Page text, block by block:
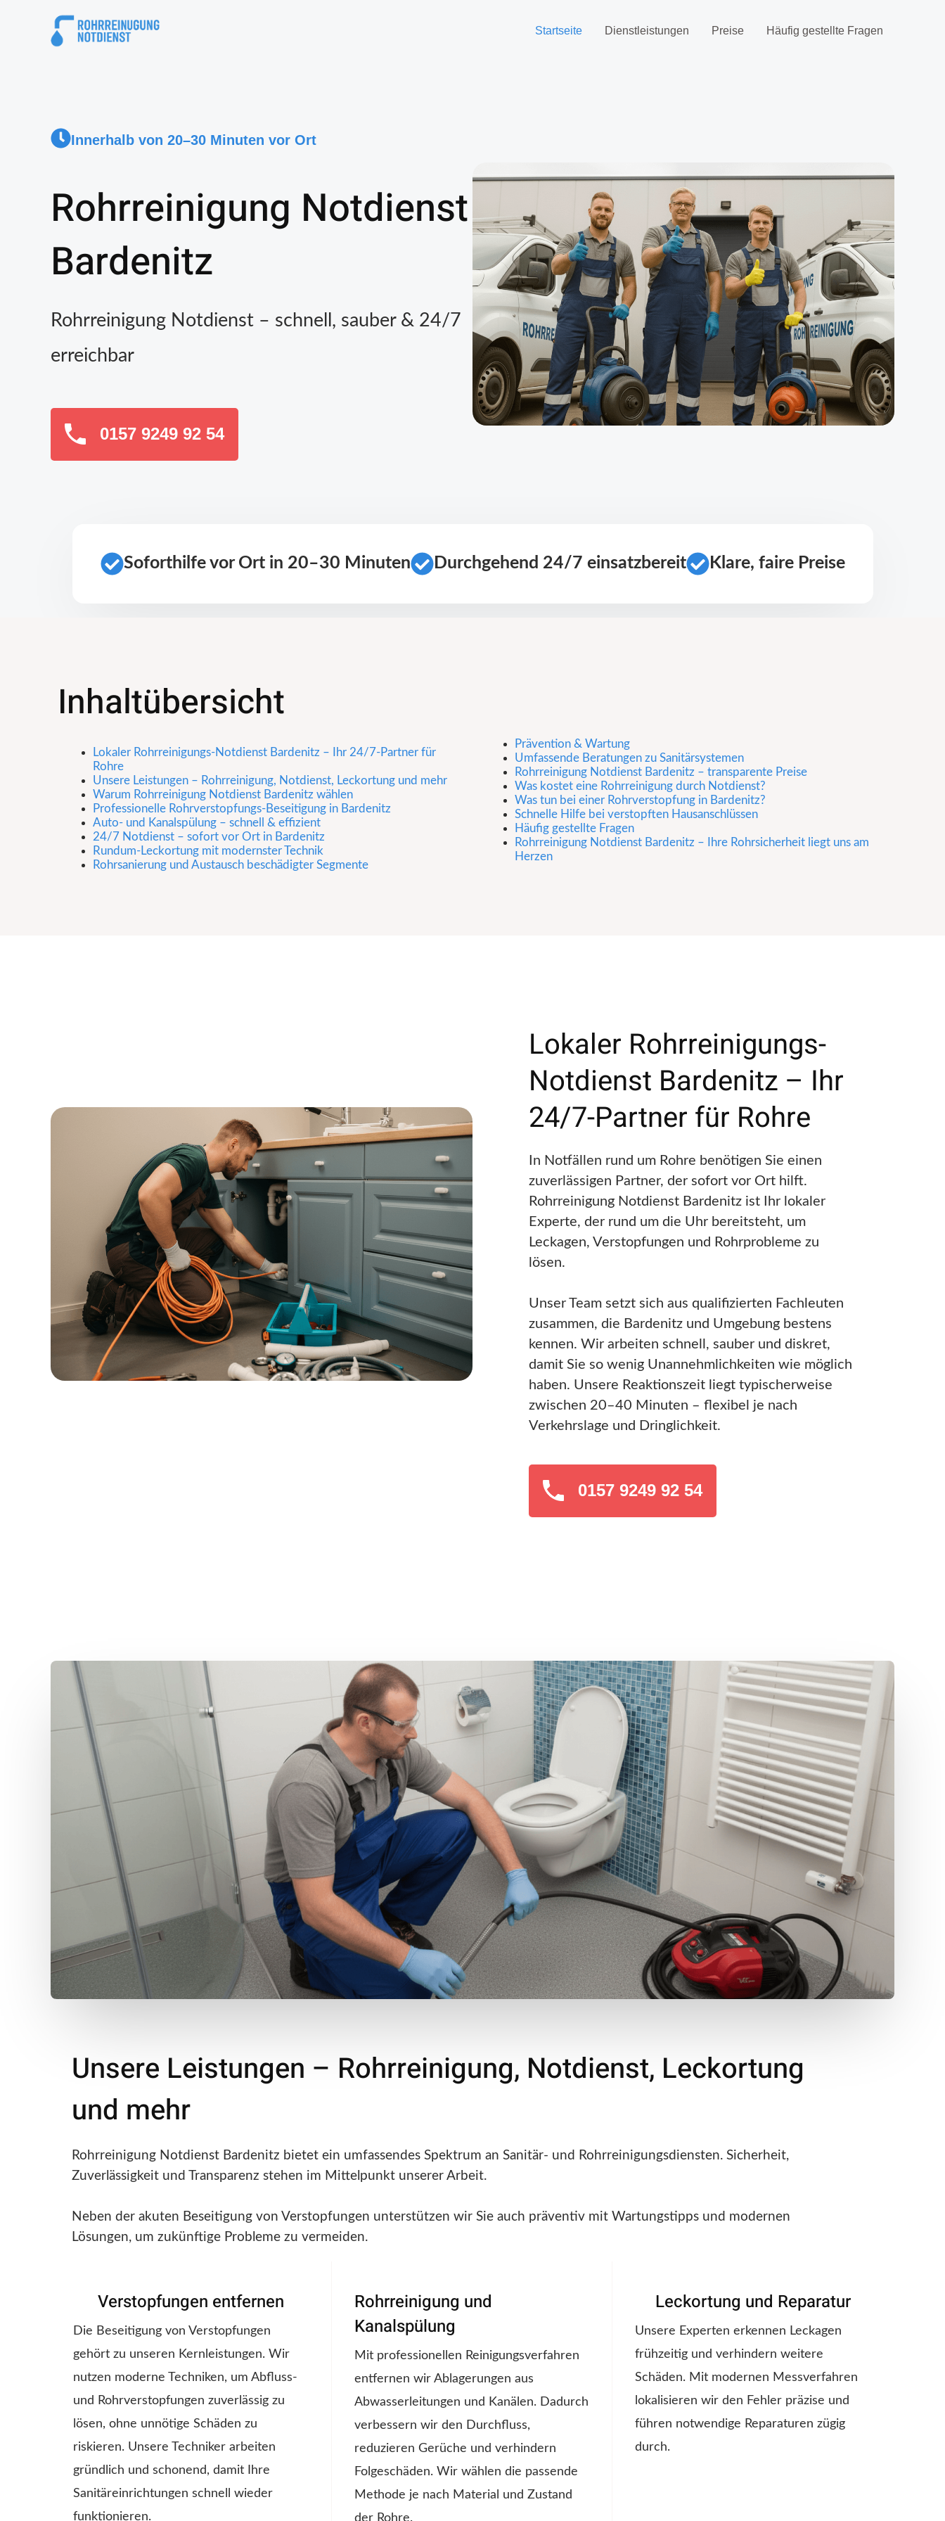
Startseite Dienstleistungen Preise Häufig gestellte Fragen
Innerhalb von 20–30 Minuten vor Ort
Rohrreinigung Notdienst
Bardenitz
Rohrreinigung Notdienst – schnell, sauber & 24/7
erreichbar
0157 9249 92 54
Soforthilfe vor Ort in 20–30 Minuten Durchgehend 24/7 einsatzbereit Klare, faire Preise
Inhaltübersicht
Lokaler Rohrreinigungs-Notdienst Bardenitz – Ihr 24/7-Partner für
Rohre
Unsere Leistungen – Rohrreinigung, Notdienst, Leckortung und mehr
Warum Rohrreinigung Notdienst Bardenitz wählen
Professionelle Rohrverstopfungs-Beseitigung in Bardenitz
Auto- und Kanalspülung – schnell & effizient
24/7 Notdienst – sofort vor Ort in Bardenitz
Rundum-Leckortung mit modernster Technik
Rohrsanierung und Austausch beschädigter Segmente
Prävention & Wartung
Umfassende Beratungen zu Sanitärsystemen
Rohrreinigung Notdienst Bardenitz – transparente Preise
Was kostet eine Rohrreinigung durch Notdienst?
Was tun bei einer Rohrverstopfung in Bardenitz?
Schnelle Hilfe bei verstopften Hausanschlüssen
Häufig gestellte Fragen
Rohrreinigung Notdienst Bardenitz – Ihre Rohrsicherheit liegt uns am
Herzen
Lokaler Rohrreinigungs-
Notdienst Bardenitz – Ihr
24/7-Partner für Rohre
In Notfällen rund um Rohre benötigen Sie einen
zuverlässigen Partner, der sofort vor Ort hilft.
Rohrreinigung Notdienst Bardenitz ist Ihr lokaler
Experte, der rund um die Uhr bereitsteht, um
Leckagen, Verstopfungen und Rohrprobleme zu
lösen.
Unser Team setzt sich aus qualifizierten Fachleuten
zusammen, die Bardenitz und Umgebung bestens
kennen. Wir arbeiten schnell, sauber und diskret,
damit Sie so wenig Unannehmlichkeiten wie möglich
haben. Unsere Reaktionszeit liegt typischerweise
zwischen 20–40 Minuten – flexibel je nach
Verkehrslage und Dringlichkeit.
0157 9249 92 54
Unsere Leistungen – Rohrreinigung, Notdienst, Leckortung
und mehr
Rohrreinigung Notdienst Bardenitz bietet ein umfassendes Spektrum an Sanitär- und Rohrreinigungsdiensten. Sicherheit,
Zuverlässigkeit und Transparenz stehen im Mittelpunkt unserer Arbeit.
Neben der akuten Beseitigung von Verstopfungen unterstützen wir Sie auch präventiv mit Wartungstipps und modernen
Lösungen, um zukünftige Probleme zu vermeiden.
Verstopfungen entfernen
Die Beseitigung von Verstopfungen
gehört zu unseren Kernleistungen. Wir
nutzen moderne Techniken, um Abfluss-
und Rohrverstopfungen zuverlässig zu
lösen, ohne unnötige Schäden zu
riskieren. Unsere Techniker arbeiten
gründlich und schonend, damit Ihre
Sanitäreinrichtungen schnell wieder
funktionieren.
Rohrreinigung und
Kanalspülung
Mit professionellen Reinigungsverfahren
entfernen wir Ablagerungen aus
Abwasserleitungen und Kanälen. Dadurch
verbessern wir den Durchfluss,
reduzieren Gerüche und verhindern
Folgeschäden. Wir wählen die passende
Methode je nach Material und Zustand
der Rohre.
Leckortung und Reparatur
Unsere Experten erkennen Leckagen
frühzeitig und verhindern weitere
Schäden. Mit modernen Messverfahren
lokalisieren wir den Fehler präzise und
führen notwendige Reparaturen zügig
durch.